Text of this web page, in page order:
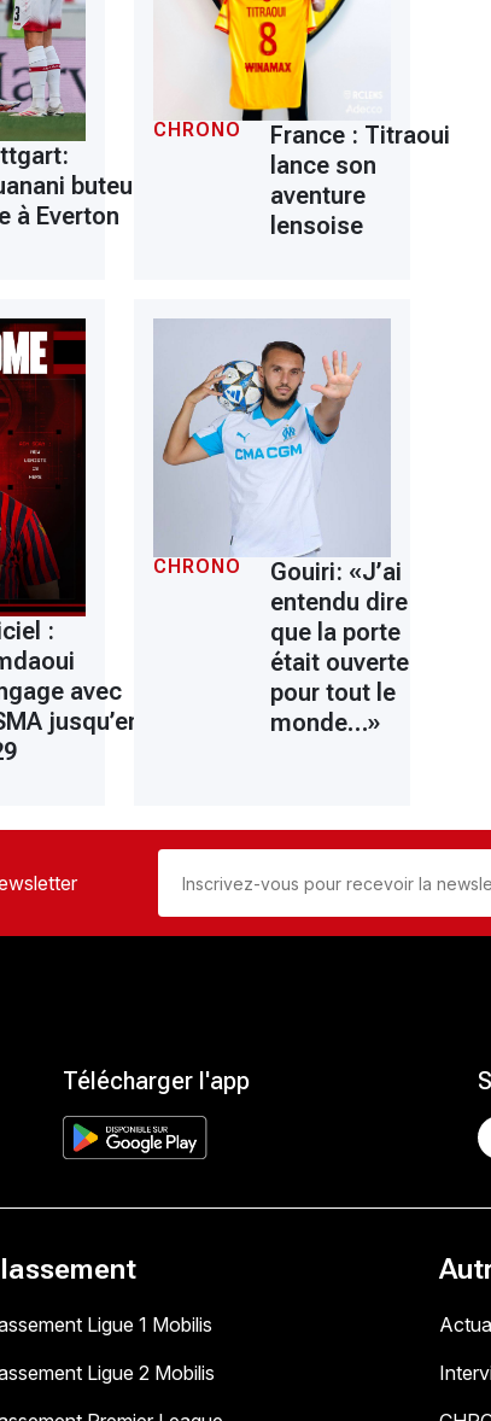
buteur
à Everton
CHRONO
France : Titraoui
lance son
aventure
lensoise
:
avec
jusqu’en
CHRONO
Gouiri: «J’ai
entendu dire
que la porte
était ouverte
pour tout le
monde…»
Télécharger l'app
Ligue 1 Mobilis
Ligue 2 Mobilis